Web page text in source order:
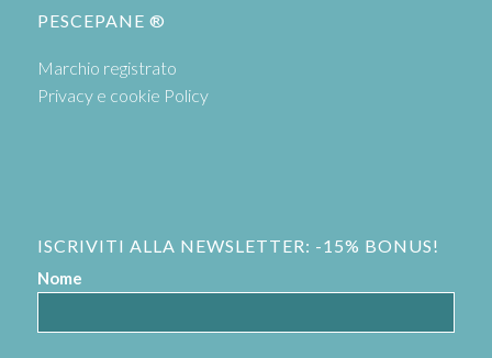
PESCEPANE ®
Marchio registrato
Privacy e cookie Policy
ISCRIVITI ALLA NEWSLETTER: -15% BONUS!
Nome